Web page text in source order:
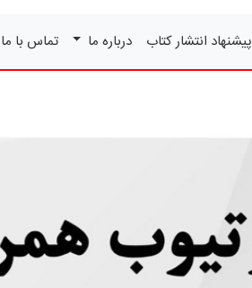
پیشنهاد انتشار کتاب درباره ما تماس با